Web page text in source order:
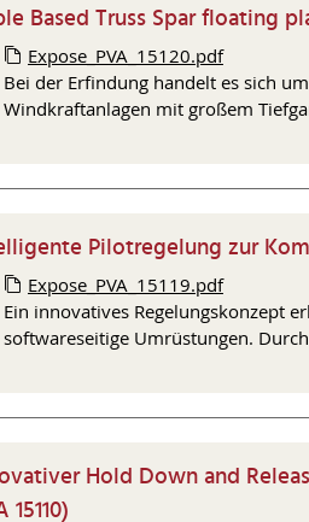
Based Truss Spar floating
Expose_PVA_15120.pdf
Bei der Erfindung handelt es sich
Windkraftanlagen mit großem
Pilotregelung zur
Expose_PVA_15119.pdf
Ein innovatives Regelungskonzept
softwareseitige Umrüstungen.
Hold Down and
15110)